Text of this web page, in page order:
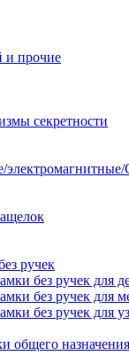
и прочие
секретности
ручек
без ручек для
без ручек для
без ручек для
общего